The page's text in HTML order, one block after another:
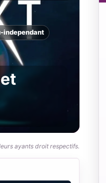
independant
ayants droit respectifs.